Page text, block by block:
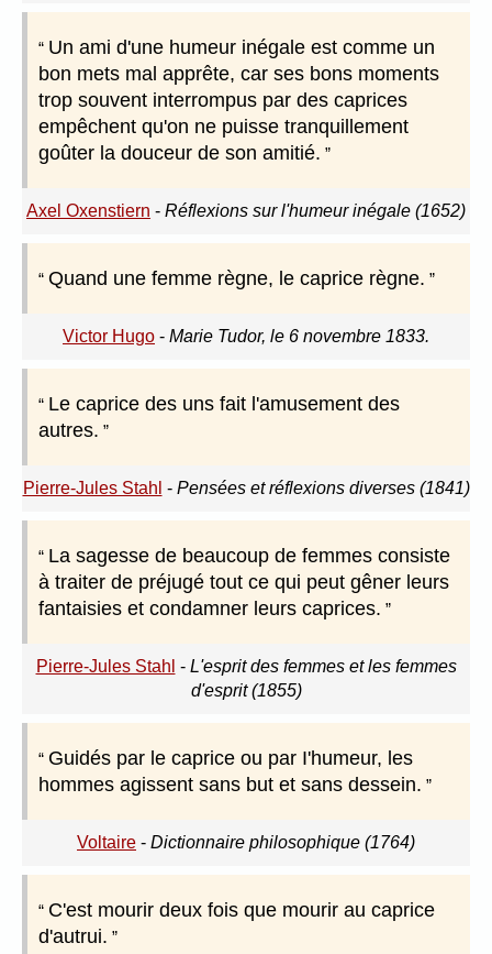
Un ami d'une humeur inégale est comme un
bon mets mal apprête, car ses bons moments
trop souvent interrompus par des caprices
empêchent qu'on ne puisse tranquillement
goûter la douceur de son amitié.
Axel Oxenstiern - Réflexions sur l'humeur inégale (1652)
Quand une femme règne, le caprice règne.
Victor Hugo - Marie Tudor, le 6 novembre 1833.
Le caprice des uns fait l'amusement des
autres.
Pierre-Jules Stahl - Pensées et réflexions diverses (1841)
La sagesse de beaucoup de femmes consiste
à traiter de préjugé tout ce qui peut gêner leurs
fantaisies et condamner leurs caprices.
Pierre-Jules Stahl - L'esprit des femmes et les femmes
d'esprit (1855)
Guidés par le caprice ou par I'humeur, les
hommes agissent sans but et sans dessein.
Voltaire - Dictionnaire philosophique (1764)
C'est mourir deux fois que mourir au caprice
d'autrui.